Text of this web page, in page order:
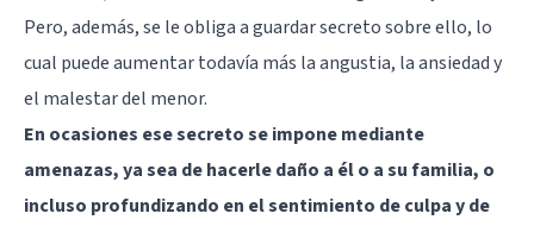
Pero, además, se le obliga a guardar secreto sobre ello, lo
cual puede aumentar todavía más la angustia, la ansiedad y
el malestar del menor.
En ocasiones ese secreto se impone mediante
amenazas, ya sea de hacerle daño a él o a su familia, o
incluso profundizando en el sentimiento de culpa y de